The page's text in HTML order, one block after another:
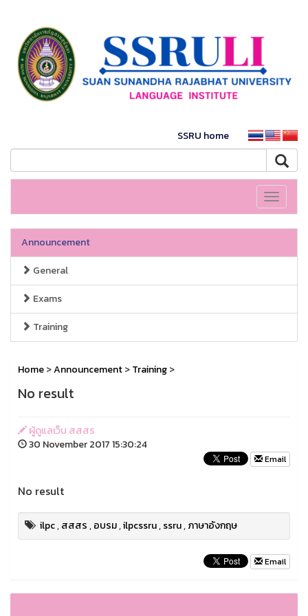
SSRU home
Toggle
Announcement
General
Exams
Training
Home>Announcement>Training>
No result
ผู้ดูแลเว็บ สสสร
30 November 2017 15:30:24
Email
No result
ilpc,สสสร,อบรม,ilpcssru,ssru,ภาษาอังกฤษ
Email